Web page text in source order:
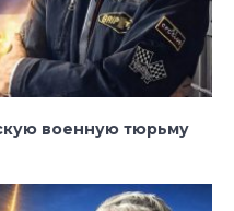
военную тюрьму